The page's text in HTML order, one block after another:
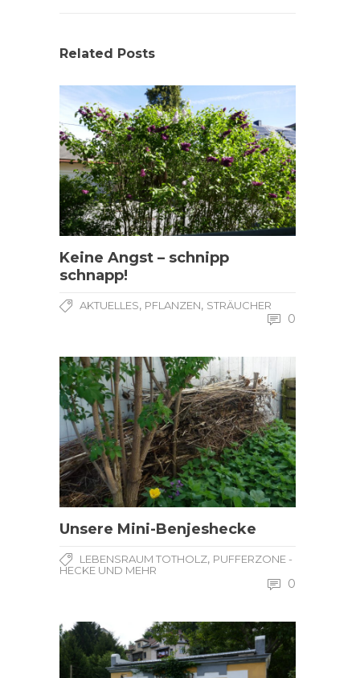
Related Posts
Keine Angst – schnipp
schnapp!
AKTUELLES, PFLANZEN, STRÄUCHER
0
Unsere Mini-Benjeshecke
LEBENSRAUM TOTHOLZ, PUFFERZONE -
HECKE UND MEHR
0